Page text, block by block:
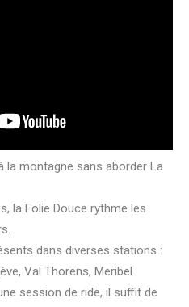
la montagne sans aborder La
la Folie Douce rythme les
dans diverses stations :
Val Thorens, Meribel
session de ride, il suffit de